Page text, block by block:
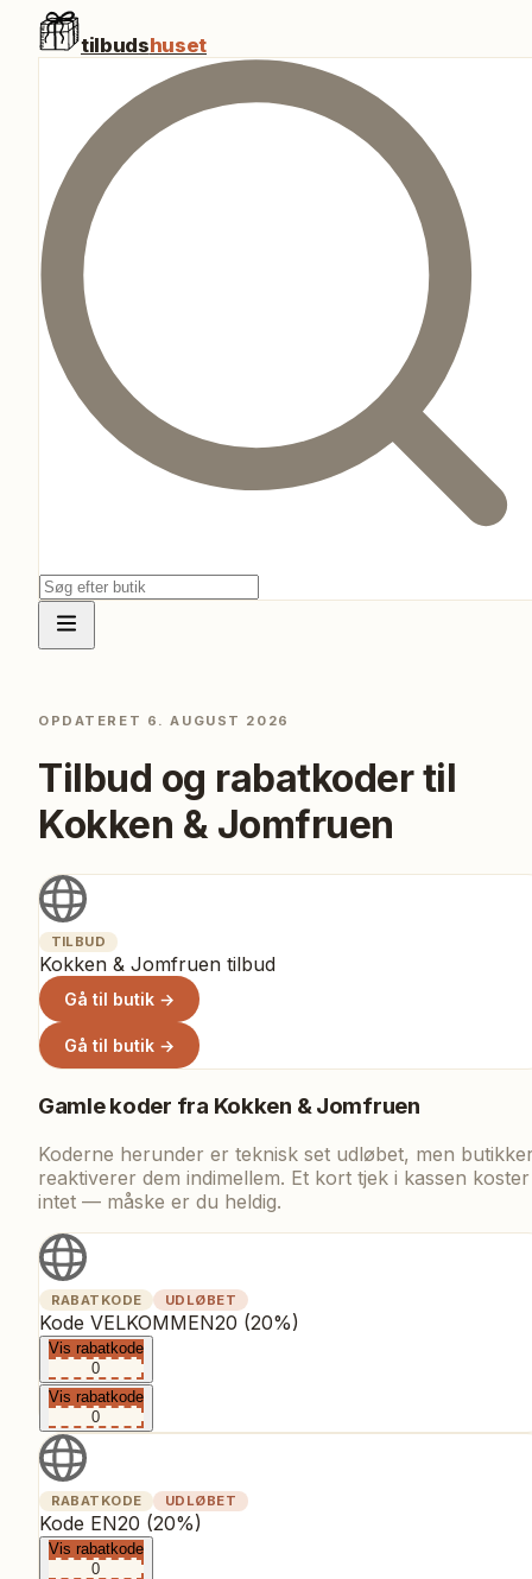
tilbudshuset
OPDATERET 6. AUGUST 2026
Tilbud og rabatkoder til
Kokken & Jomfruen
TILBUD
Kokken & Jomfruen tilbud
Gå til butik →
Gå til butik →
Gamle koder fra Kokken & Jomfruen
Koderne herunder er teknisk set udløbet, men
reaktiverer dem indimellem. Et kort tjek i kassen koster
intet — måske er du heldig.
RABATKODE UDLØBET
Kode VELKOMMEN20 (20%)
Vis rabatkode
0
Vis rabatkode
0
RABATKODE UDLØBET
Kode EN20 (20%)
Vis rabatkode
0